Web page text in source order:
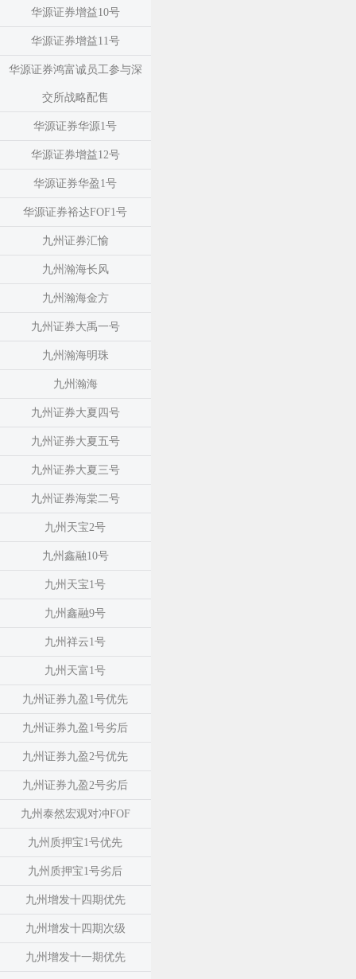
华源证券增益10号
华源证券增益11号
华源证券鸿富诚员工参与深
交所战略配售
华源证券华源1号
华源证券增益12号
华源证券华盈1号
华源证券裕达FOF1号
九州证券汇愉
九州瀚海长风
九州瀚海金方
九州证券大禹一号
九州瀚海明珠
九州瀚海
九州证券大夏四号
九州证券大夏五号
九州证券大夏三号
九州证券海棠二号
九州天宝2号
九州鑫融10号
九州天宝1号
九州鑫融9号
九州祥云1号
九州天富1号
九州证券九盈1号优先
九州证券九盈1号劣后
九州证券九盈2号优先
九州证券九盈2号劣后
九州泰然宏观对冲FOF
九州质押宝1号优先
九州质押宝1号劣后
九州增发十四期优先
九州增发十四期次级
九州增发十一期优先